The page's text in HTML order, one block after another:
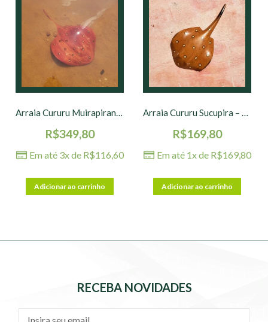
Arraia Cururu Muirapiranga – 31 x 18 cm
R$349,80
Em até 3x de R$116,60
Adicionar ao carrinho
Arraia Cururu Sucupira – 19 x 11 cm
R$169,80
Em até 1x de R$169,80
Adicionar ao carrinho
RECEBA NOVIDADES